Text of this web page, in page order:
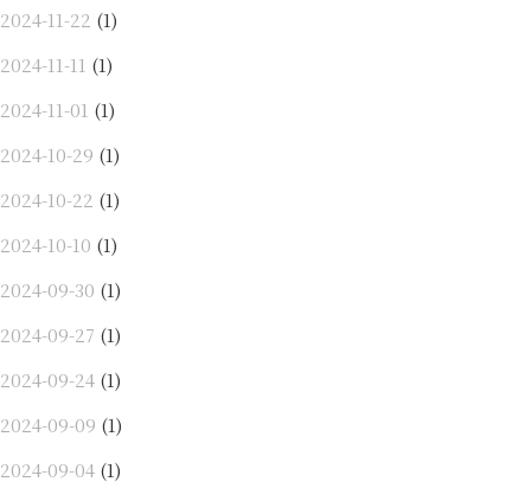
2024-11-22 (1)
2024-11-11 (1)
2024-11-01 (1)
2024-10-29 (1)
2024-10-22 (1)
2024-10-10 (1)
2024-09-30 (1)
2024-09-27 (1)
2024-09-24 (1)
2024-09-09 (1)
2024-09-04 (1)